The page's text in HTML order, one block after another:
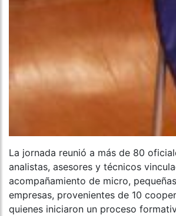
La jornada reunió a más de 80
analistas, asesores y técnicos
acompañamiento de micro,
empresas, provenientes de 10
quienes iniciaron un proceso